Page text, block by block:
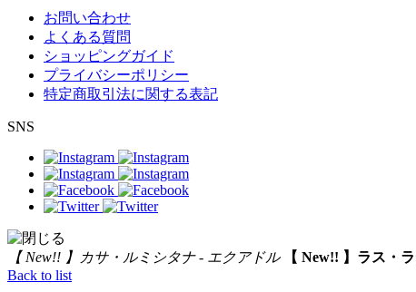
お問い合わせ
よくある質問
ショッピングガイド
プライバシーポリシー
特定商取引法に関する表記
SNS
【 New!! 】カサ・ルミシタナ - エクアドル
【 New!! 】ラス・
Back to list